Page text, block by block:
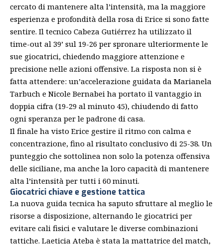
cercato di mantenere alta l’intensità, ma la maggiore
esperienza e profondità della rosa di Erice si sono fatte
sentire. Il tecnico Cabeza Gutiérrez ha utilizzato il
time-out al 39’ sul 19-26 per spronare ulteriormente le
sue giocatrici, chiedendo maggiore attenzione e
precisione nelle azioni offensive. La risposta non si è
fatta attendere: un’accelerazione guidata da Marianela
Tarbuch e Nicole Bernabei ha portato il vantaggio in
doppia cifra (19-29 al minuto 45), chiudendo di fatto
ogni speranza per le padrone di casa.
Il finale ha visto Erice gestire il ritmo con calma e
concentrazione, fino al risultato conclusivo di 25-38. Un
punteggio che sottolinea non solo la potenza offensiva
delle siciliane, ma anche la loro capacità di mantenere
alta l’intensità per tutti i 60 minuti.
Giocatrici chiave e gestione tattica
La nuova guida tecnica ha saputo sfruttare al meglio le
risorse a disposizione, alternando le giocatrici per
evitare cali fisici e valutare le diverse combinazioni
tattiche. Laeticia Ateba è stata la mattatrice del match,